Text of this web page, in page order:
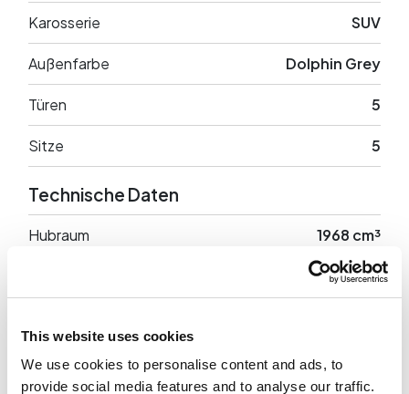
This website uses cookies
We use cookies to personalise content and ads, to
provide social media features and to analyse our traffic.
Karosserie SUV
Außenfarbe Dolphin Grey
Türen 5
Sitze 5
Technische Daten
Hubraum 1968 cm³
150 PS
Leergewicht 1710 Kg